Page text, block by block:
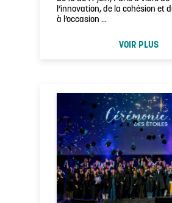
l’innovation, de la cohésion et
à l’occasion …
VOIR PLUS